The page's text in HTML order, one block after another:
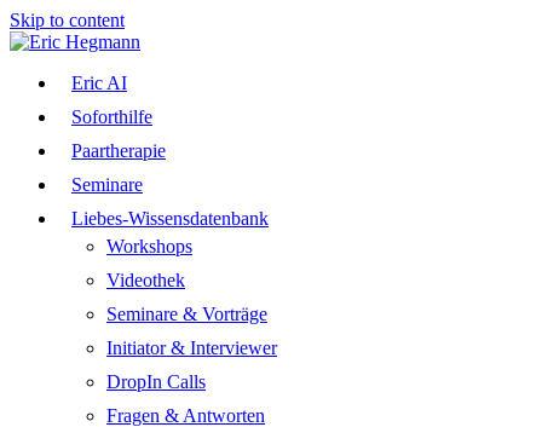
Skip to content
Eric AI
Soforthilfe
Paartherapie
Seminare
Liebes-Wissensdatenbank
Workshops
Videothek
Seminare & Vorträge
Initiator & Interviewer
DropIn Calls
Fragen & Antworten